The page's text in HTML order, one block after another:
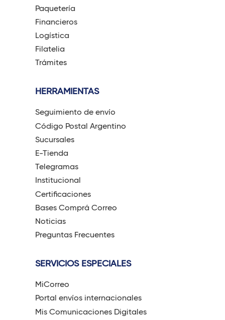
Paquetería
Financieros
Logística
Filatelia
Trámites
HERRAMIENTAS
Seguimiento de envío
Código Postal Argentino
Sucursales
E-Tienda
Telegramas
Institucional
Certificaciones
Bases Comprá Correo
Noticias
Preguntas Frecuentes
SERVICIOS ESPECIALES
MiCorreo
Portal envíos internacionales
Mis Comunicaciones Digitales